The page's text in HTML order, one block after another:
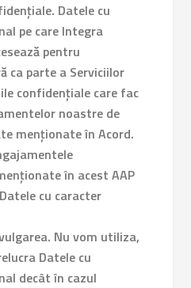
Datele cu
pe care Integra
pentru
ca parte a Serviciilor
confidențiale care fac
noastre de
menționate în Acord.
în acest AAP
cu caracter
Nu vom utiliza,
Datele cu
decât în cazul